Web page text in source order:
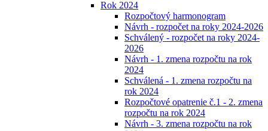
Rok 2024
Rozpočtový harmonogram
Návrh - rozpočet na roky 2024-2026
Schválený - rozpočet na roky 2024-
2026
Návrh - 1. zmena rozpočtu na rok
2024
Schválená - 1. zmena rozpočtu na
rok 2024
Rozpočtové opatrenie č.1 - 2. zmena
rozpočtu na rok 2024
Návrh - 3. zmena rozpočtu na rok